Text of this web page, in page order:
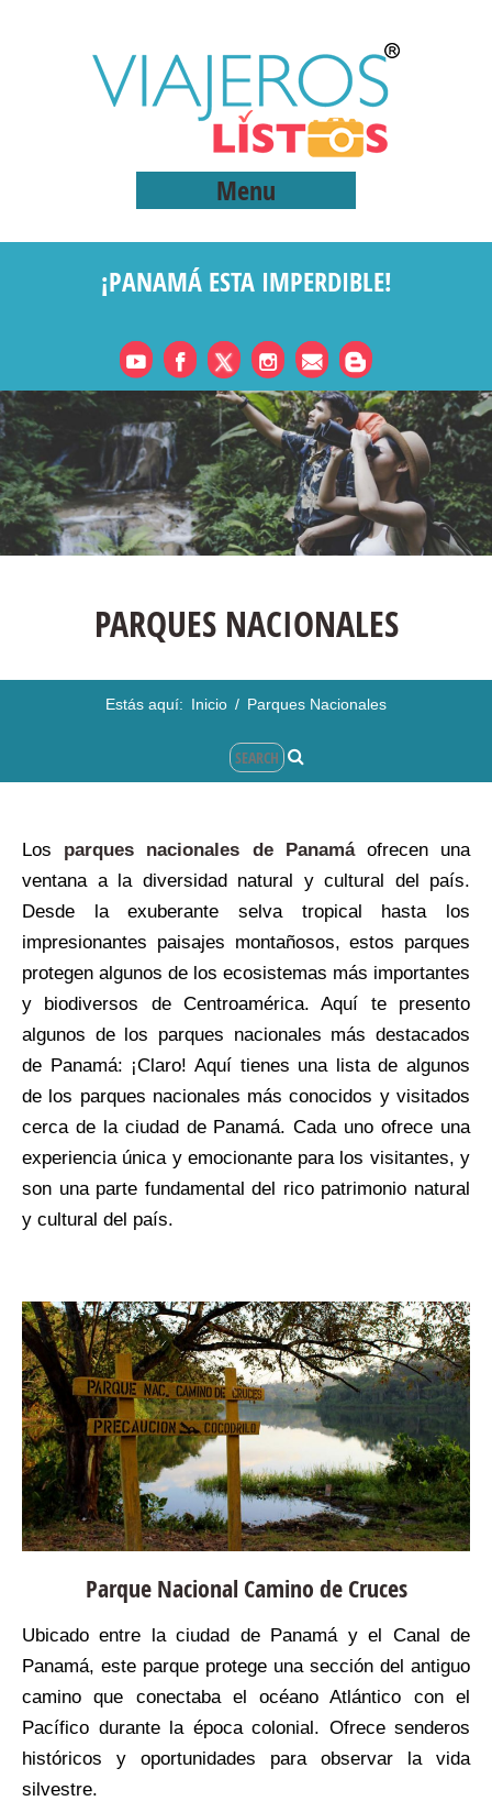
Menu
¡PANAMÁ ESTA IMPERDIBLE!
PARQUES NACIONALES
Estás aquí: Inicio / Parques Nacionales
Los parques nacionales de Panamáofrecen una
ventana a la diversidad natural y cultural del país.
Desde la exuberante selva tropical hasta los
impresionantes paisajes montañosos, estos parques
protegen algunos de los ecosistemas más importantes
y biodiversos de Centroamérica. Aquí te presento
algunos de los parques nacionales más destacados
de Panamá: ¡Claro! Aquí tienes una lista de algunos
de los parques nacionales más conocidos y visitados
cerca de la ciudad de Panamá. Cada uno ofrece una
experiencia única y emocionante para los visitantes, y
son una parte fundamental del rico patrimonio natural
y cultural del país.
Parque Nacional Camino de Cruces
Ubicado entre la ciudad de Panamá y el Canal de
Panamá, este parque protege una sección del antiguo
camino que conectaba el océano Atlántico con el
Pacífico durante la época colonial. Ofrece senderos
históricos y oportunidades para observar la vida
silvestre.